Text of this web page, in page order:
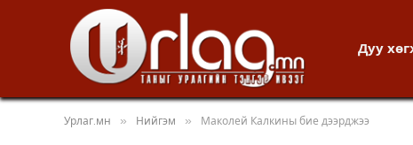
Дуу
Урлаг.мн » Нийгэм » Маколей Калкины бие дээрджээ